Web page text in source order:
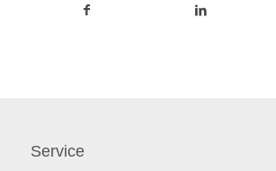
Service